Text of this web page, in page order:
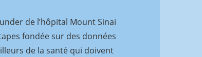
de l’hôpital Mount Sinai
fondée sur des données
de la santé qui doivent